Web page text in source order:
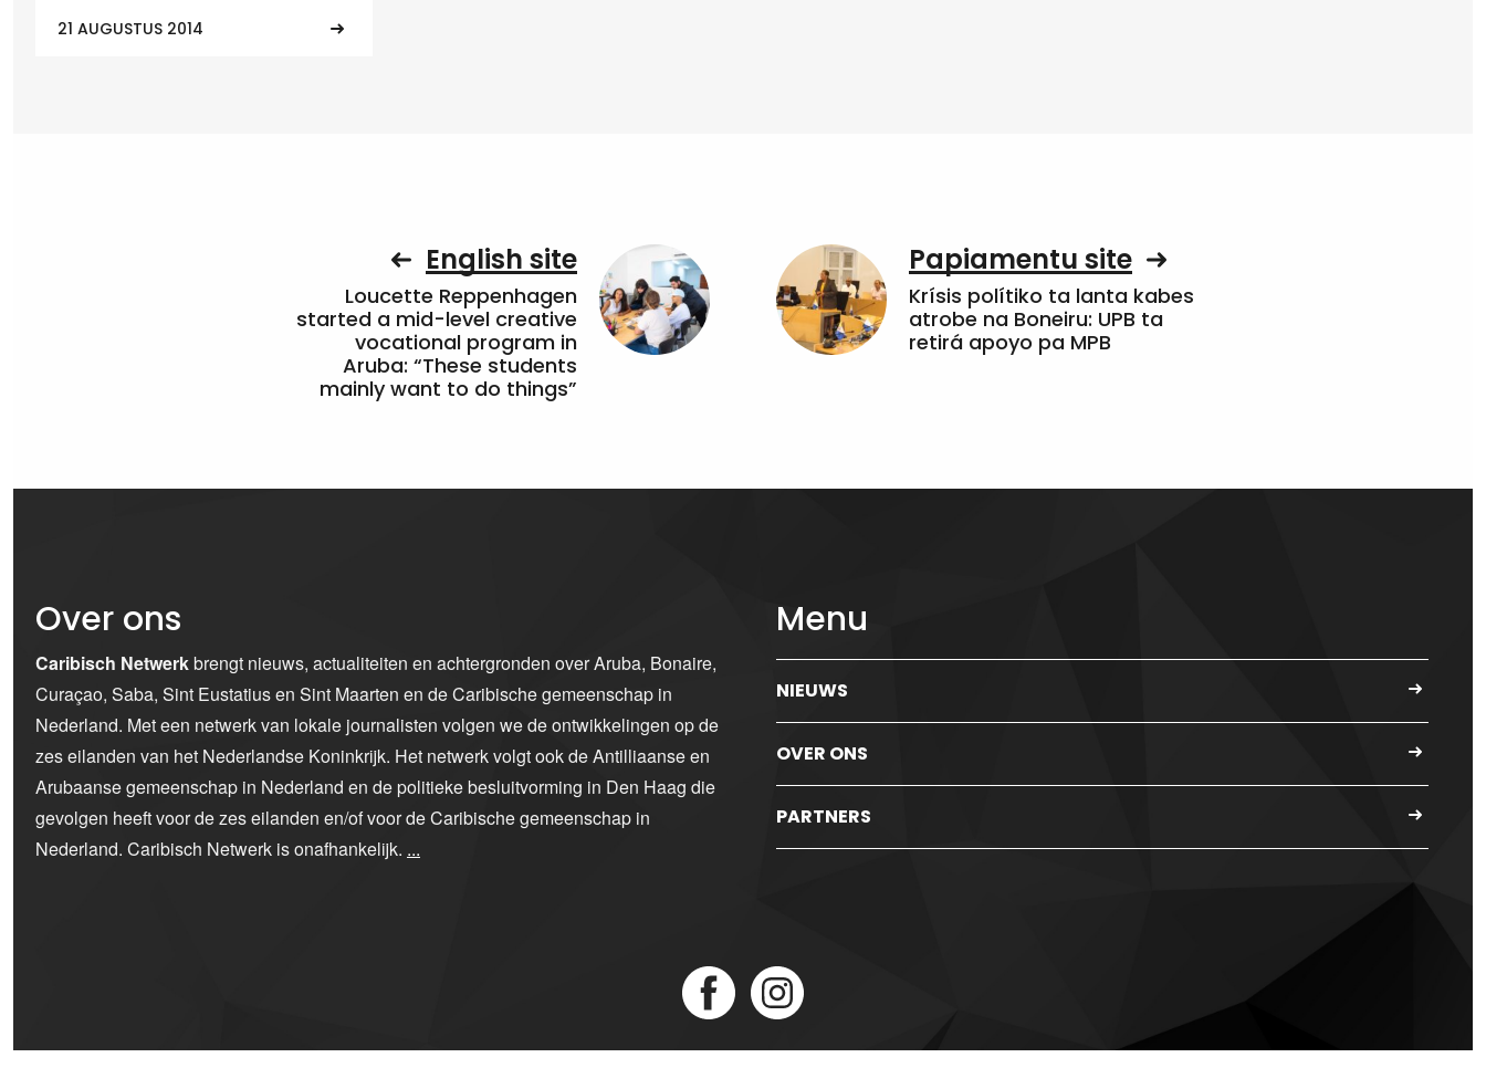
21 AUGUSTUS 2014
English site
Loucette Reppenhagen
started a mid-level creative
vocational program in
Aruba: “These students
mainly want to do things”
Papiamentu site
Krísis polítiko ta lanta kabes
atrobe na Boneiru: UPB ta
retirá apoyo pa MPB
Over ons
Caribisch Netwerkbrengt nieuws, actualiteiten en achtergronden over Aruba, Bonaire,
Curaçao, Saba, Sint Eustatius en Sint Maarten en de Caribische gemeenschap in
Nederland. Met een netwerk van lokale journalisten volgen we de ontwikkelingen op de
zes eilanden van het Nederlandse Koninkrijk. Het netwerk volgt ook de Antilliaanse en
Arubaanse gemeenschap in Nederland en de politieke besluitvorming in Den Haag die
gevolgen heeft voor de zes eilanden en/of voor de Caribische gemeenschap in
Nederland. Caribisch Netwerk is onafhankelijk. ...
Menu
NIEUWS
OVER ONS
PARTNERS